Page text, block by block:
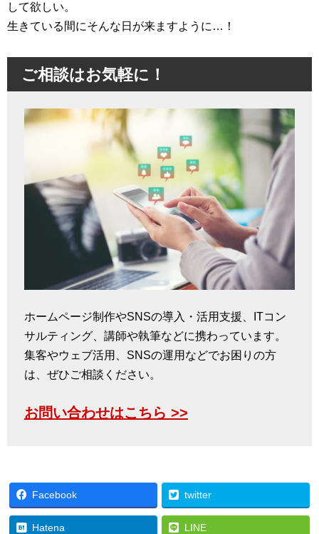
して欲しい。
生きている間にそんな日が来ますように…！
ご相談はお気軽に！
ホームページ制作やSNSの導入・活用支援、ITコン
サルティング、講師や執筆などに携わっています。
集客やウェブ活用、SNSの運用などでお困りの方
は、ぜひご相談ください。
お問い合わせはこちら >>
Facebook twitter
Hatena LINE